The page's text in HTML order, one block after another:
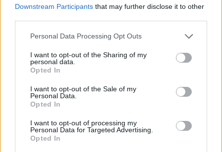
Downstream Participants that may further disclose it to other
Personal Data Processing Opt Outs
I want to opt-out of the Sharing of my
personal data.
Opted In
I want to opt-out of the Sale of my
Personal Data.
Opted In
I want to opt-out of processing my
Personal Data for Targeted Advertising.
Opted In
Pieczenie języka: przyczyną może być gorący